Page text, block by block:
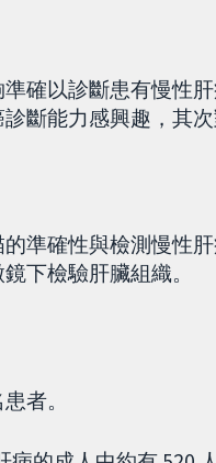
確以診斷患有慢性
斷能力感興趣，其
準確性與檢測慢性
下檢驗肝臟組織。
者。